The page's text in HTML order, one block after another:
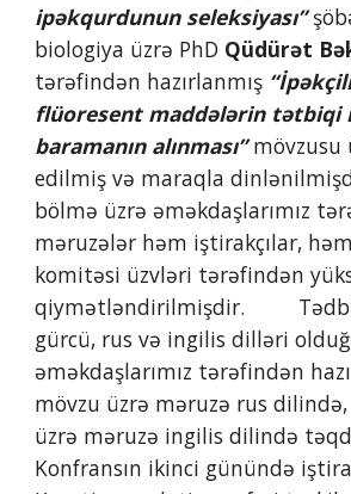
ipəkqurdunun seleksiyası”
biologiya üzrə PhD Qüdürət
tərəfindən hazırlanmış
flüoresent maddələrin tətbiqi
baramanın alınması” mövzusu
edilmiş və maraqla
bölmə üzrə əməkdaşlarımız
məruzələr həm iştirakçılar,
komitəsi üzvləri tərəfindən
qiymətləndirilmişdir.
gürcü, rus və ingilis dilləri
əməkdaşlarımız tərəfindən
mövzu üzrə məruzə rus
üzrə məruzə ingilis dilində
Konfransın ikinci günündə